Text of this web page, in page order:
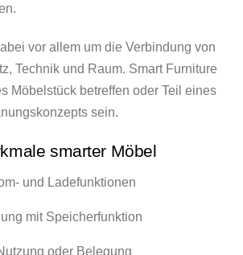
vor allem um die Verbindung von
Technik und Raum. Smart Furniture
Möbelstück betreffen oder Teil eines
sein.
smarter Möbel
und Ladefunktionen
mit Speicherfunktion
oder Belegung